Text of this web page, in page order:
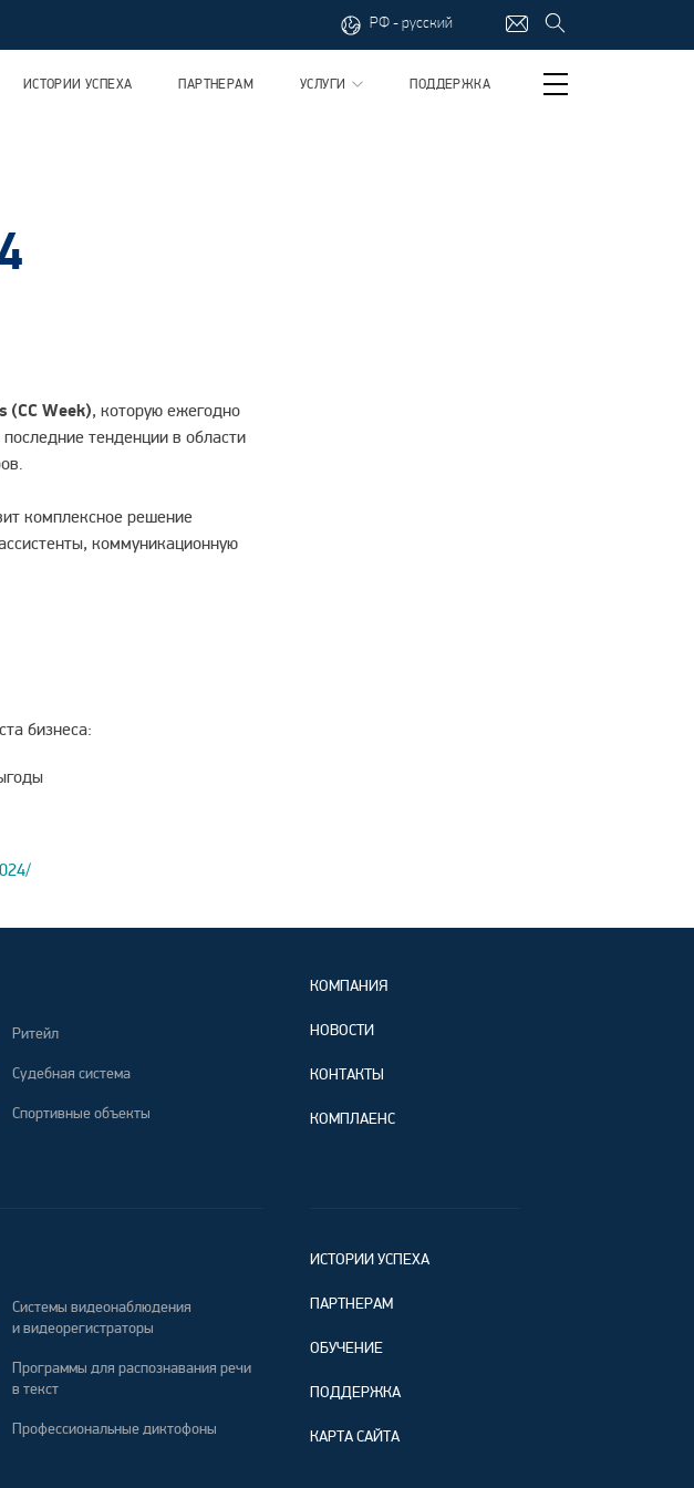
РФ - русский
ИСТОРИИ УСПЕХА ПАРТНЕРАМ УСЛУГИ ПОДДЕРЖКА
(CC Week), которую ежегодно
тенденции в области
комплексное решение
коммуникационную
бизнеса:
Ритейл
Судебная система
Спортивные объекты
КОМПАНИЯ
НОВОСТИ
КОНТАКТЫ
КОМПЛАЕНС
Системы видеонаблюдения
и видеорегистраторы
Программы для распознавания речи
в текст
Профессиональные диктофоны
ИСТОРИИ УСПЕХА
ПАРТНЕРАМ
ОБУЧЕНИЕ
ПОДДЕРЖКА
КАРТА САЙТА